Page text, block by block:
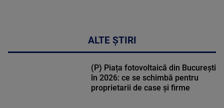
ALTE ȘTIRI
(P) Piața fotovoltaică din București
în 2026: ce se schimbă pentru
proprietarii de case și firme